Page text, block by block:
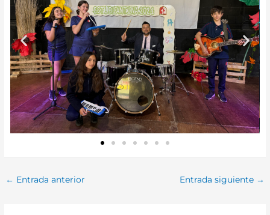
← Entrada anterior Entrada siguiente →